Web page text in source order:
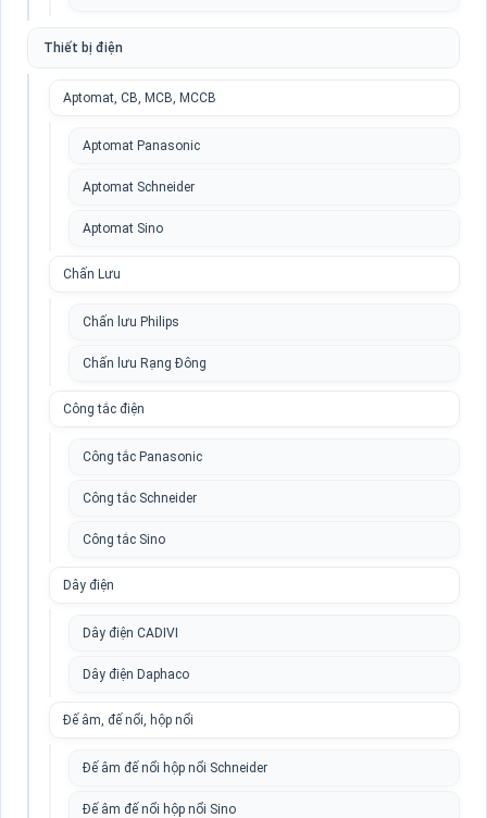
Thiết bị điện
Aptomat, CB, MCB, MCCB
Aptomat Panasonic
Aptomat Schneider
Aptomat Sino
Chấn Lưu
Chấn lưu Philips
Chấn lưu Rạng Đông
Công tắc điện
Công tắc Panasonic
Công tắc Schneider
Công tắc Sino
Dây điện
Dây điện CADIVI
Dây điện Daphaco
Đế âm, đế nổi, hộp nổi
Đế âm đế nổi hộp nổi Schneider
Đế âm đế nổi hộp nổi Sino